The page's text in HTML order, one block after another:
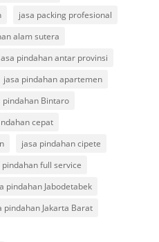
jasa packing profesional
alam sutera
jasa pindahan antar provinsi
jasa pindahan apartemen
pindahan Bintaro
cepat
jasa pindahan cipete
pindahan full service
pindahan Jabodetabek
pindahan Jakarta Barat